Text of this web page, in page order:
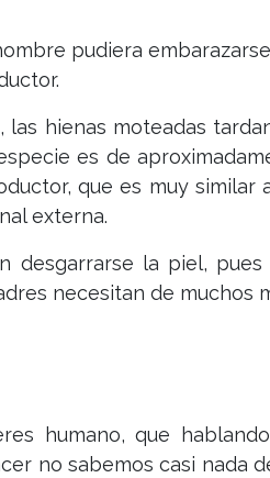
pudiera
hienas moteadas
es de
que es muy
externa.
la piel,
necesitan de
humano, que
no sabemos casi nada